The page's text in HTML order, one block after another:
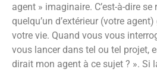
agent » imaginaire. C’est-à-dire se
quelqu’un d’extérieur (votre
votre vie. Quand vous vous
vous lancer dans tel ou tel projet,
dirait mon agent à ce sujet ? ». Si